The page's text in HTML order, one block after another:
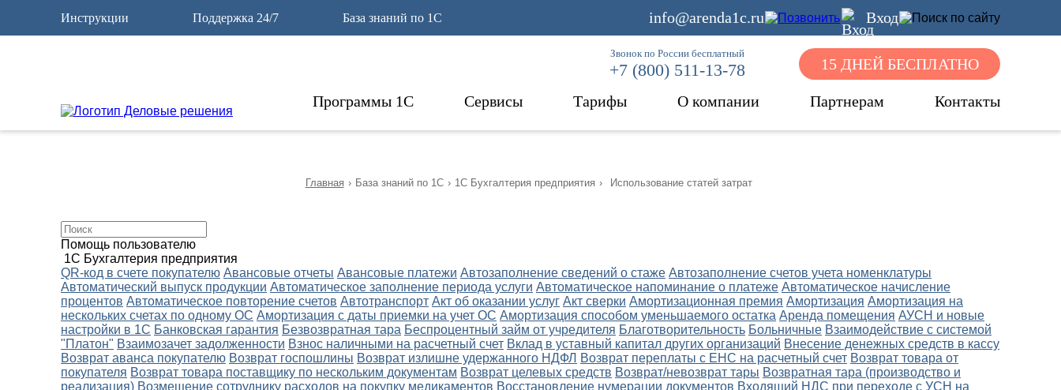
Инструкции Поддержка 24/7 База знаний по 1С info@arenda1c.ru Вход
Звонок по России бесплатный
+7 (800) 511-13-78 15 ДНЕЙ БЕСПЛАТНО
Программы 1С Сервисы Тарифы О компании Партнерам Контакты
Главная › База знаний по 1С › 1С Бухгалтерия предприятия › Использование статей затрат
Помощь пользователю
1С Бухгалтерия предприятия
QR-код в счете покупателю Авансовые отчеты Авансовые платежи Автозаполнение сведений о стаже Автозаполнение счетов учета номенклатуры
Автоматический выпуск продукции Автоматическое заполнение периода услуги Автоматическое напоминание о платеже Автоматическое начисление
процентов Автоматическое повторение счетов Автотранспорт Акт об оказании услуг Акт сверки Амортизационная премия Амортизация Амортизация на
нескольких счетах по одному ОС Амортизация с даты приемки на учет ОС Амортизация способом уменьшаемого остатка Аренда помещения АУСН и новые
настройки в 1С Банковская гарантия Безвозвратная тара Беспроцентный займ от учредителя Благотворительность Больничные Взаимодействие с системой
"Платон" Взаимозачет задолженности Взнос наличными на расчетный счет Вклад в уставный капитал других организаций Внесение денежных средств в кассу
Возврат аванса покупателю Возврат госпошлины Возврат излишне удержанного НДФЛ Возврат переплаты с ЕНС на расчетный счет Возврат товара от
покупателя Возврат товара поставщику по нескольким документам Возврат целевых средств Возврат/невозврат тары Возвратная тара (производство и
реализация) Возмещение сотруднику расходов на покупку медикаментов Восстановление нумерации документов Входящий НДС при переходе с УСН на